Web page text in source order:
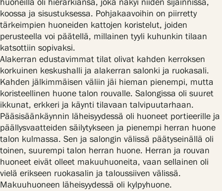
huoneilla oli hierarkiansa, joka näkyi niiden sijainnissa,
koossa ja sisustuksessa. Pohjakaavoihin on piirretty
tärkeimpien huoneiden kattojen koristelut, joiden
perusteella voi päätellä, millainen tyyli kuhunkin tilaan
katsottiin sopivaksi.
Alakerran edustavimmat tilat olivat kahden kerroksen
korkuinen keskushalli ja alakerran salonki ja ruokasali.
Kahden jälkimmäisen väliin jäi hieman pienempi, mutta
koristeellinen huone talon rouvalle. Salongissa oli suuret
ikkunat, erkkeri ja käynti tilavaan talvipuutarhaan.
Pääsisäänkäynnin läheisyydessä oli huoneet portieerille ja
päällysvaatteiden säilytykseen ja pienempi herran huone
talon kulmassa. Sen ja salongin välissä päätyseinällä oli
toinen, suurempi talon herran huone. Herran ja rouvan
huoneet eivät olleet makuuhuoneita, vaan sellainen oli
vielä erikseen ruokasalin ja taloussiiven välissä.
Makuuhuoneen läheisyydessä oli kylpyhuone.